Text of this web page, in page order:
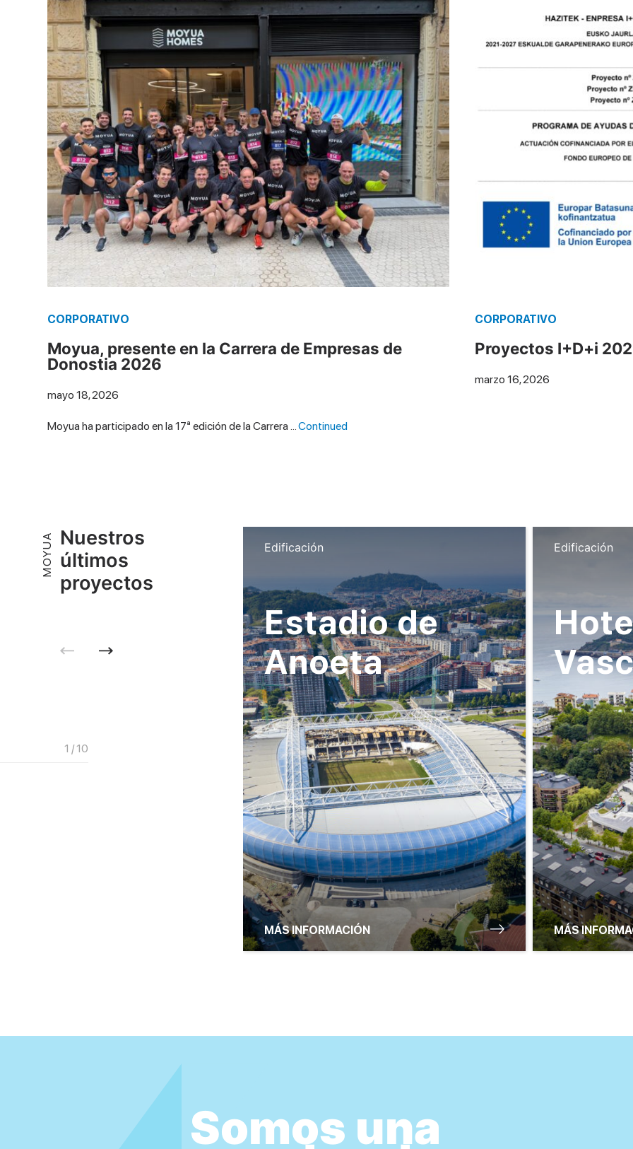
CORPORATIVO
Moyua, presente en la Carrera de Empresas de
Donostia 2026
mayo 18, 2026
Moyua ha participado en la 17ª edición de la Carrera …Continued
CORPORATIVO
Proyectos I+D+i
marzo 16, 2026
MOYUA Nuestros
últimos
proyectos
1 / 10
Edificación
Estadio de
Anoeta
MÁS INFORMACIÓN
Edificación
MÁS
Somos una